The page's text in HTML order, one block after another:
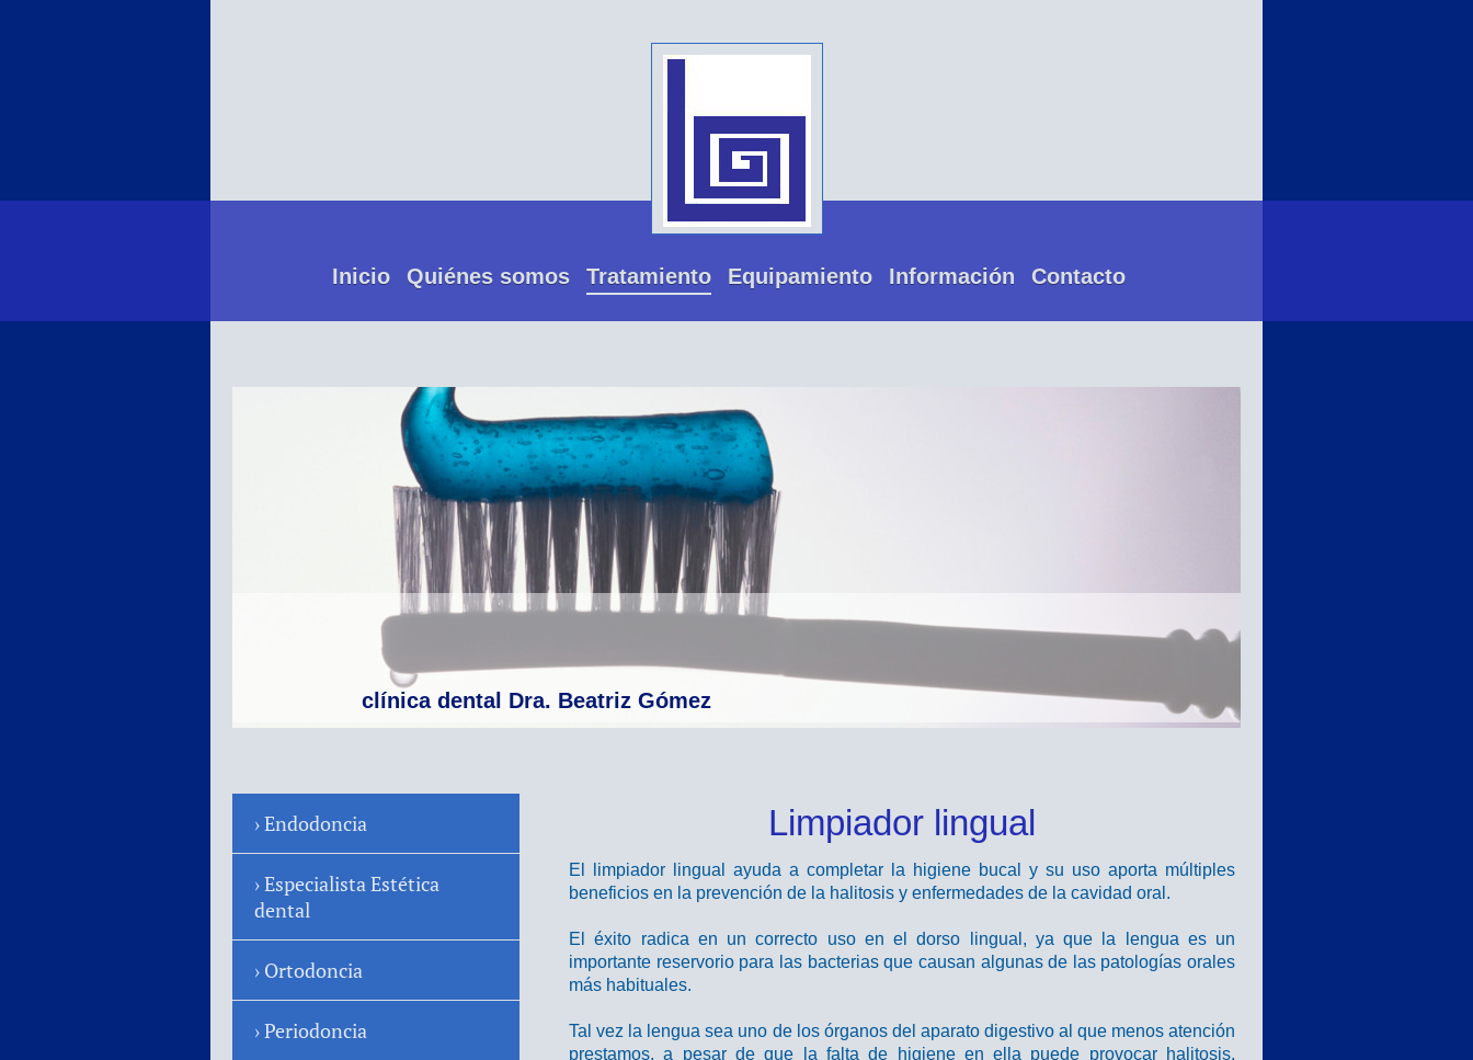
Inicio Quiénes somos Tratamiento Equipamiento Información Contacto
clínica dental Dra. Beatriz Gómez
Limpiador lingual
El limpiador lingual ayuda a completar la higiene bucal y su uso aporta múltiples
beneficios en la prevención de la halitosis y enfermedades de la cavidad oral.
El éxito radica en un correcto uso en el dorso lingual, ya que la lengua es un
importante reservorio para las bacterias que causan algunas de las patologías orales
más habituales.
Tal vez la lengua sea uno de los órganos del aparato digestivo al que menos atención
prestamos, a pesar de que la falta de higiene en ella puede provocar halitosis,
Endodoncia
Especialista Estética
dental
Ortodoncia
Periodoncia